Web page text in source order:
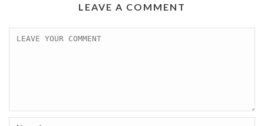
LEAVE A COMMENT